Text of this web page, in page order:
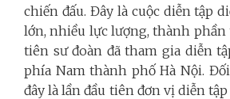
chiến đấu. Đây là cuộc diễn tập
lớn, nhiều lực lượng, thành phần
tiên sư đoàn đã tham gia diễn
phía Nam thành phố Hà Nội. Đối
đây là lần đầu tiên đơn vị diễn